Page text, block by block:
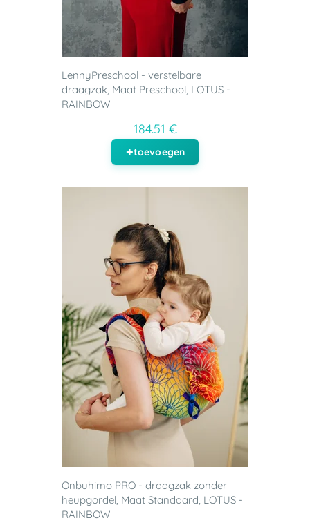
LennyPreschool - verstelbare
draagzak, Maat Preschool, LOTUS -
RAINBOW
184.51 €
toevoegen
Onbuhimo PRO - draagzak zonder
heupgordel, Maat Standaard, LOTUS -
RAINBOW